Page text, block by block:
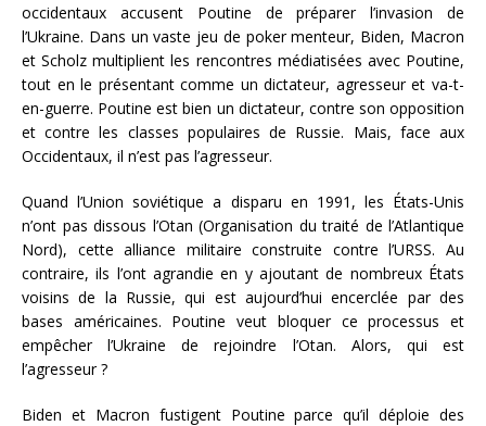
occidentaux accusent Poutine de préparer l’invasion de
l’Ukraine. Dans un vaste jeu de poker menteur, Biden, Macron
et Scholz multiplient les rencontres médiatisées avec Poutine,
tout en le présentant comme un dictateur, agresseur et va-t-
en-guerre. Poutine est bien un dictateur, contre son opposition
et contre les classes populaires de Russie. Mais, face aux
Occidentaux, il n’est pas l’agresseur.
Quand l’Union soviétique a disparu en 1991, les États-Unis
n’ont pas dissous l’Otan (Organisation du traité de l’Atlantique
Nord), cette alliance militaire construite contre l’URSS. Au
contraire, ils l’ont agrandie en y ajoutant de nombreux États
voisins de la Russie, qui est aujourd’hui encerclée par des
bases américaines. Poutine veut bloquer ce processus et
empêcher l’Ukraine de rejoindre l’Otan. Alors, qui est
l’agresseur ?
Biden et Macron fustigent Poutine parce qu’il déploie des